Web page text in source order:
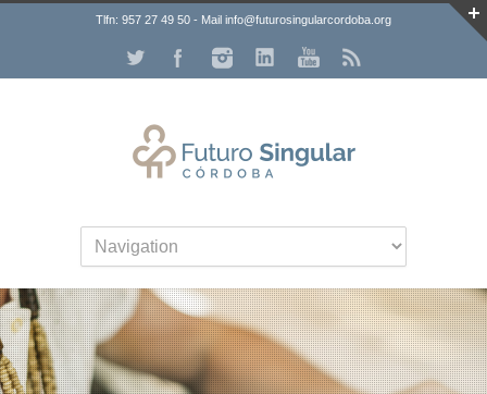
Tlfn: 957 27 49 50 - Mail info@futurosingularcordoba.org